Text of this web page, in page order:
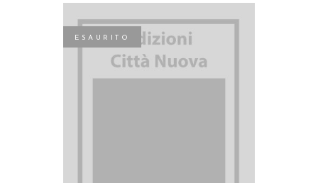
ESAURITO